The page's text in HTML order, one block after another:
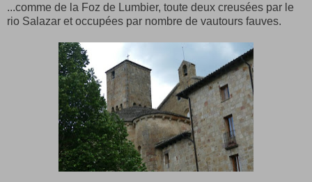
...comme de la Foz de Lumbier, toute deux creusées par le
rio Salazar et occupées par nombre de vautours fauves.